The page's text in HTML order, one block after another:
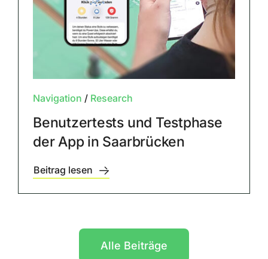
Navigation / Research
Benutzertests und Testphase
der App in Saarbrücken
Beitrag lesen
Alle Beiträge